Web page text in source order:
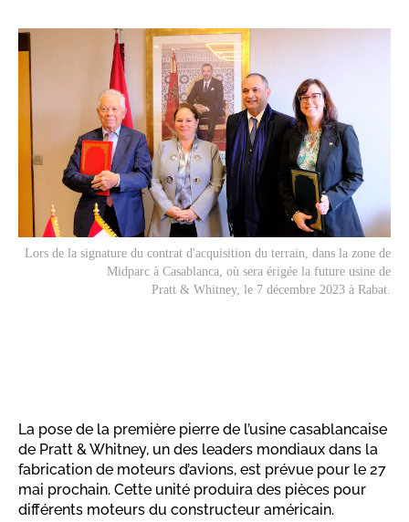
Lors de la signature du contrat d'acquisition du terrain, dans la zone de
Midparc à Casablanca, où sera érigée la future usine de
Pratt & Whitney, le 7 décembre 2023 à Rabat.
La pose de la première pierre de l’usine casablancaise
de Pratt & Whitney, un des leaders mondiaux dans la
fabrication de moteurs d’avions, est prévue pour le 27
mai prochain. Cette unité produira des pièces pour
différents moteurs du constructeur américain.